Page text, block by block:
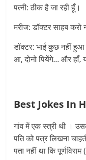
पत्नी: ठीक है जा रही हूँ।
मरीज: डॉक्टर साहब करो
डॉक्टर: भाई कुछ नहीं
आ, दोनो पियेंगे… और हाँ,
Best Jokes In
गांव में एक स्त्री थी ।
पति को पत्र लिखना
पता नहीं था कि